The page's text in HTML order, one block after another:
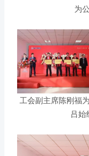
为
工会副主席陈刚福
吕始